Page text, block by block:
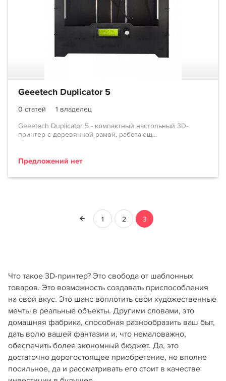
Geeetech Duplicator 5
0 статей
1 владелец
Geeetech Duplicator 5 - компактный настольный 3D-
принтер с деревянной рамой, работающ...
Предложений нет
1 2 3
Что такое 3D-принтер? Это свобода от шаблонных
товаров. Это возможность создавать приспособления
на свой вкус. Это шанс воплотить свои художественные
мечты в реальные объекты. Другими словами, это
домашняя фабрика, способная разнообразить ваш быт,
дать волю вашей фантазии и, что немаловажно,
обеспечить более экономный бюджет. Да, это
достаточно дорогостоящее приобретение, но вполне
посильное, да и рассматривать его стоит в качестве